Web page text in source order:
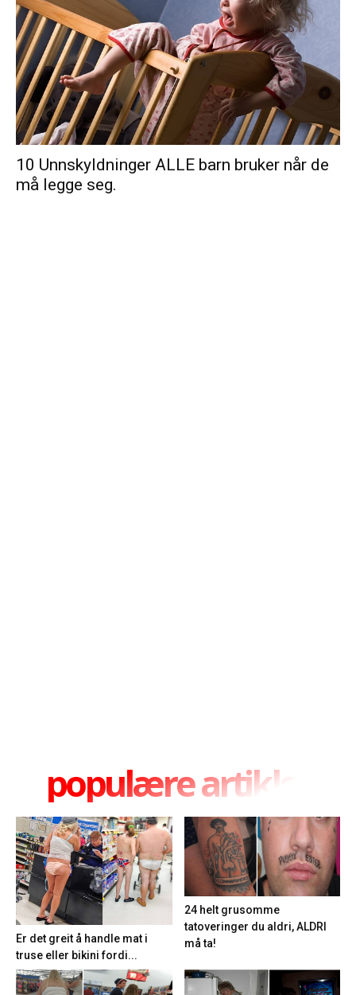
10 Unnskyldninger ALLE barn bruker når de
må legge seg.
populære artikler
Er det greit å handle mat i
truse eller bikini fordi...
24 helt grusomme
tatoveringer du aldri, ALDRI
må ta!